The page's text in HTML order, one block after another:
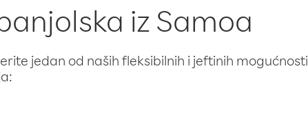
iz Samoa
jedan od naših fleksibilnih i jeftinih mogućnosti